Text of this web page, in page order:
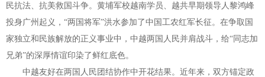
民抗法、抗美救国斗争。黄埔军校越南学员、越共早期领导人黎鸿峰
投身广州起义，“两国将军”洪水参加了中国工农红军长征。在争取国
家独立和民族解放的正义事业中，中越两国人民并肩战斗，给“同志加
兄弟”的深厚情谊印染了鲜红底色。
中越友好在两国人民团结协作中开花结果。近年来，双方锚定政